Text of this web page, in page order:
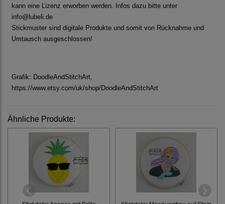
kann eine Lizenz erworben werden. Infos dazu bitte unter
info@lubeli.de
Stickmuster sind digitale Produkte und somit von Rücknahme und
Umtausch ausgeschlossen!
Grafik: DoodleAndStitchArt,
https://www.etsy.com/uk/shop/DoodleAndStitchArt
Ähnliche Produkte: